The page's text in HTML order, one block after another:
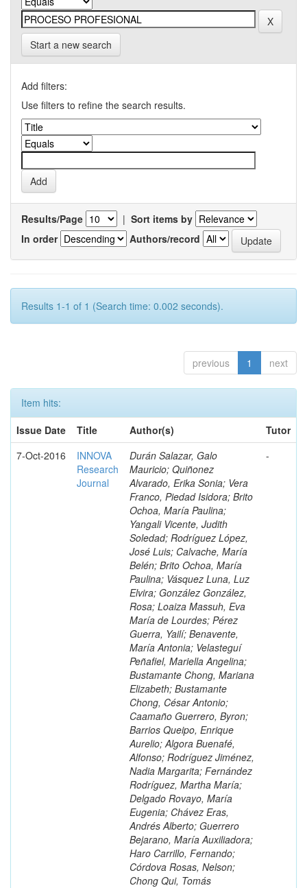
Start a new search
Add filters:
Use filters to refine the search results.
Results/Page | Sort items by
In order
Authors/record
Results 1-1 of 1 (Search time: 0.002 seconds).
previous 1 next
Item hits:
Issue Date
Title Author(s)
Tutor
7-Oct-2016
INNOVA
Research
Journal
Durán Salazar, Galo
Mauricio; Quiñonez
Alvarado, Erika Sonia; Vera
Franco, Piedad Isidora; Brito
Ochoa, María Paulina;
Yangali Vicente, Judith
Soledad; Rodríguez López,
José Luis; Calvache, María
Belén; Brito Ochoa, María
Paulina; Vásquez Luna, Luz
Elvira; González González,
Rosa; Loaiza Massuh, Eva
María de Lourdes; Pérez
Guerra, Yailí; Benavente,
María Antonia; Velasteguí
Peñafiel, Mariella Angelina;
Bustamante Chong, Mariana
Elizabeth; Bustamante
Chong, César Antonio;
Caamaño Guerrero, Byron;
Barrios Queipo, Enrique
Aurelio; Algora Buenafé,
Alfonso; Rodríguez Jiménez,
Nadia Margarita; Fernández
Rodríguez, Martha María;
Delgado Rovayo, María
Eugenia; Chávez Eras,
Andrés Alberto; Guerrero
Bejarano, María Auxiliadora;
Haro Carrillo, Fernando;
Córdova Rosas, Nelson;
Chong Qui, Tomás
-